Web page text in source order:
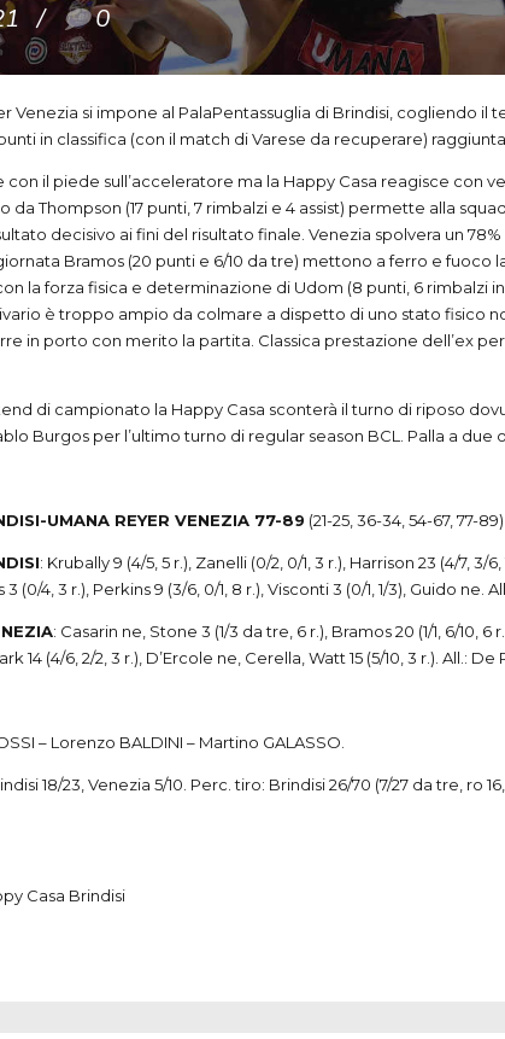
0
Venezia si impone al PalaPentassuglia di Brindisi, cogliendo
in classifica (con il match di Varese da recuperare)
con il piede sull’acceleratore ma la Happy Casa reagisce con
da Thompson (17 punti, 7 rimbalzi e 4 assist) permette alla
decisivo ai fini del risultato finale. Venezia spolvera un
Bramos (20 punti e 6/10 da tre) mettono a ferro e fuoco
la forza fisica e determinazione di Udom (8 punti, 6 rimbalzi
è troppo ampio da colmare a dispetto di uno stato fisico
in porto con merito la partita. Classica prestazione dell’ex
di campionato la Happy Casa sconterà il turno di riposo
Burgos per l’ultimo turno di regular season BCL. Palla a due
UMANA REYER VENEZIA 77-89 (21-25, 36-34, 54-67, 77-89)
: Krubally 9 (4/5, 5 r.), Zanelli (0/2, 0/1, 3 r.), Harrison 23 (4/7,
3 (0/4, 3 r.), Perkins 9 (3/6, 0/1, 8 r.), Visconti 3 (0/1, 1/3), Guido ne.
: Casarin ne, Stone 3 (1/3 da tre, 6 r.), Bramos 20 (1/1, 6/10, 6
14 (4/6, 2/2, 3 r.), D’Ercole ne, Cerella, Watt 15 (5/10, 3 r.). All.: De
– Lorenzo BALDINI – Martino GALASSO.
18/23, Venezia 5/10. Perc. tiro: Brindisi 26/70 (7/27 da tre, ro
Casa Brindisi